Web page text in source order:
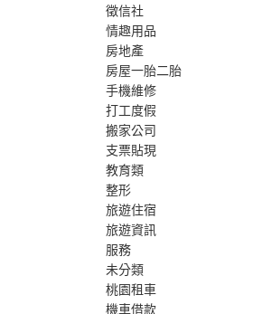
徵信社
情趣用品
房地產
房屋一胎二胎
手機維修
打工度假
搬家公司
支票貼現
教育類
整形
旅遊住宿
旅遊資訊
服務
未分類
桃園租車
機車借款